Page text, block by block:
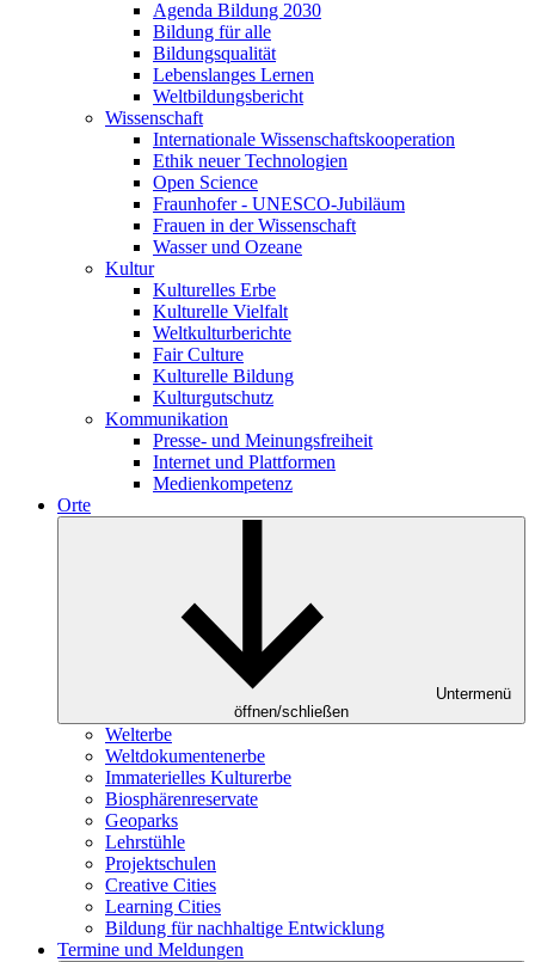
Agenda Bildung 2030
Bildung für alle
Bildungsqualität
Lebenslanges Lernen
Weltbildungsbericht
Wissenschaft
Internationale Wissenschaftskooperation
Ethik neuer Technologien
Open Science
Fraunhofer - UNESCO-Jubiläum
Frauen in der Wissenschaft
Wasser und Ozeane
Kultur
Kulturelles Erbe
Kulturelle Vielfalt
Weltkulturberichte
Fair Culture
Kulturelle Bildung
Kulturgutschutz
Kommunikation
Presse- und Meinungsfreiheit
Internet und Plattformen
Medienkompetenz
Orte
Untermenü
öffnen/schließen
Welterbe
Weltdokumentenerbe
Immaterielles Kulturerbe
Biosphärenreservate
Geoparks
Lehrstühle
Projektschulen
Creative Cities
Learning Cities
Bildung für nachhaltige Entwicklung
Termine und Meldungen